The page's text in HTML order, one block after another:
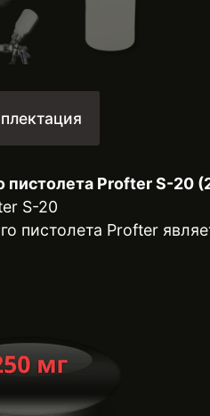
пистолета Profter S-20
S-20
пистолета Profter